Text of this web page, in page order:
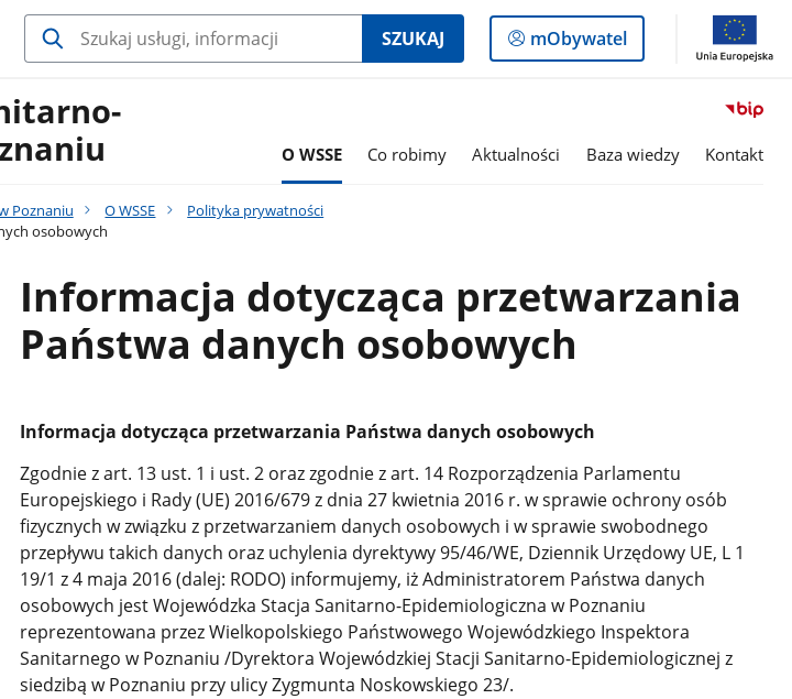
SZUKAJ
Logowanie
do
mObywatel
O WSSE Co robimy Aktualności Baza wiedzy Kontakt
Poznaniu O WSSE
Polityka prywatności
osobowych
Informacja dotycząca przetwarzania
Państwa danych osobowych
Informacja dotycząca przetwarzania Państwa danych osobowych
Zgodnie z art. 13 ust. 1 i ust. 2 oraz zgodnie z art. 14 Rozporządzenia Parlamentu
Europejskiego i Rady (UE) 2016/679 z dnia 27 kwietnia 2016 r. w sprawie ochrony osób
fizycznych w związku z przetwarzaniem danych osobowych i w sprawie swobodnego
przepływu takich danych oraz uchylenia dyrektywy 95/46/WE, Dziennik Urzędowy UE, L 1
19/1 z 4 maja 2016 (dalej: RODO) informujemy, iż Administratorem Państwa danych
osobowych jest Wojewódzka Stacja Sanitarno-Epidemiologiczna w Poznaniu
reprezentowana przez Wielkopolskiego Państwowego Wojewódzkiego Inspektora
Sanitarnego w Poznaniu /Dyrektora Wojewódzkiej Stacji Sanitarno-Epidemiologicznej z
siedzibą w Poznaniu przy ulicy Zygmunta Noskowskiego 23/.